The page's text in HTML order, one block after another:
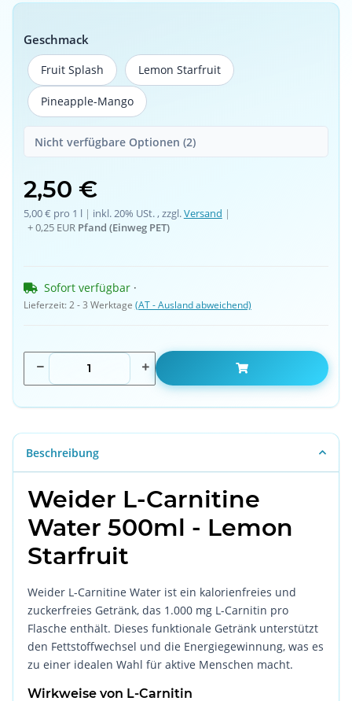
Geschmack
Fruit Splash
Fruit Splash Lemon Starfruit
Lemon Starfruit
Pineapple-Mango
Pineapple-Mango
Nicht verfügbare Optionen (2)
2,50 €
5,00 € pro 1 l | inkl. 20% USt. , zzgl.Versand |
+0,25 EUR Pfand (Einweg PET)
Sofort verfügbar ·
Lieferzeit:2 - 3 Werktage (AT - Ausland abweichend)
Beschreibung
Weider L-Carnitine
Water 500ml - Lemon
Starfruit
Weider L-Carnitine Water ist ein kalorienfreies und
zuckerfreies Getränk, das 1.000 mg L-Carnitin pro
Flasche enthält. Dieses funktionale Getränk unterstützt
den Fettstoffwechsel und die Energiegewinnung, was es
zu einer idealen Wahl für aktive Menschen macht.
Wirkweise von L-Carnitin